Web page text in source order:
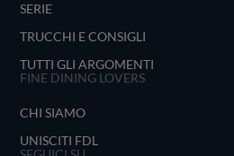
SERIE
TRUCCHI E CONSIGLI
TUTTI GLI ARGOMENTI
FINE DINING LOVERS
CHI SIAMO
UNISCITI FDL